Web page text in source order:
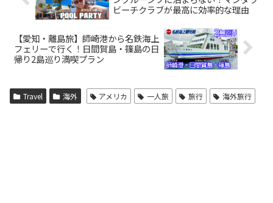
ビーチクラブが最高に効率的な理由
【愛知・離島旅】師崎港から名鉄海上
フェリーで行く！日間賀島・篠島の日
帰り2島巡り満喫プラン
Travel 海外 アメリカ 一人旅 旅行 海外旅行